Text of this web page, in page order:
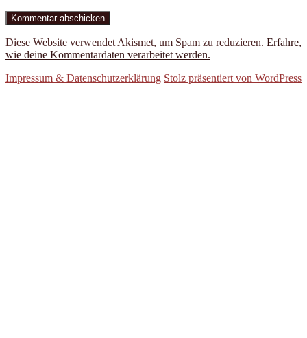
Diese Website verwendet Akismet, um Spam zu reduzieren. Erfahre,
wie deine Kommentardaten verarbeitet werden.
Impressum & Datenschutzerklärung Stolz präsentiert von WordPress